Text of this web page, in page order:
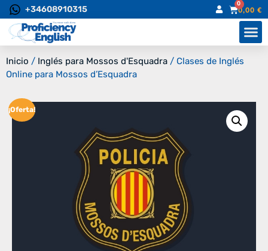
+34608910315 0,00 €
0
Inicio / Inglés para Mossos d'Esquadra / Clases de Inglés
Online para Mossos d’Esquadra
¡Oferta!